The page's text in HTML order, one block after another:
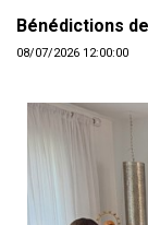
Bénédictions
08/07/2026 12:00:00